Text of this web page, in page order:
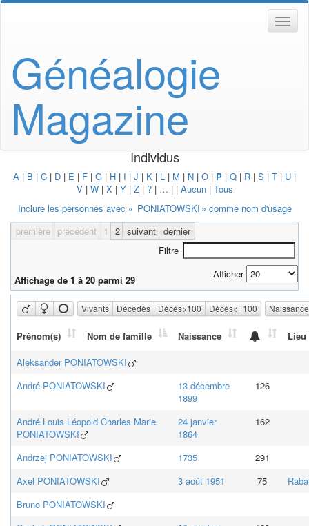
Généalogie
Magazine
Individus
A | B | C | D | E | F | G | H | I | J | K | L | M | N | O | P | Q | R | S | T | U |
V| W| X| Y| Z| ?| … | | Aucun| Tous
Inclure les personnes avec « PONIATOWSKI » comme nom d'usage
première précédent 1 2 suivant dernier
Filtre
Affichage de 1 à 20 parmi 29 Afficher
Vivants Décédés Décès>100 Décès<=100
Prénom(s) Nom de famille Naissance Lieu
AleksanderPONIATOWSKI
André PONIATOWSKI
13 décembre
1899
126
André Louis Léopold Charles Marie
PONIATOWSKI
24 janvier
1864
162
Andrzej PONIATOWSKI 1735
291
Axel PONIATOWSKI 3 août 1951 75
Bruno PONIATOWSKI